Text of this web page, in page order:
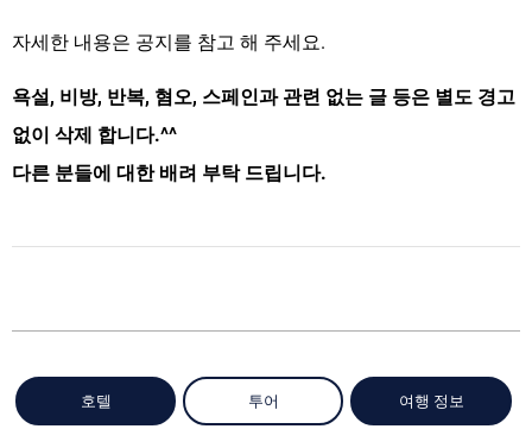
자세한 내용은 공지를 참고 해 주세요.
욕설, 비방, 반복, 혐오, 스페인과 관련 없는 글 등은 별도 경고
없이 삭제 합니다.^^
다른 분들에 대한 배려 부탁 드립니다.
호텔 투어 여행 정보